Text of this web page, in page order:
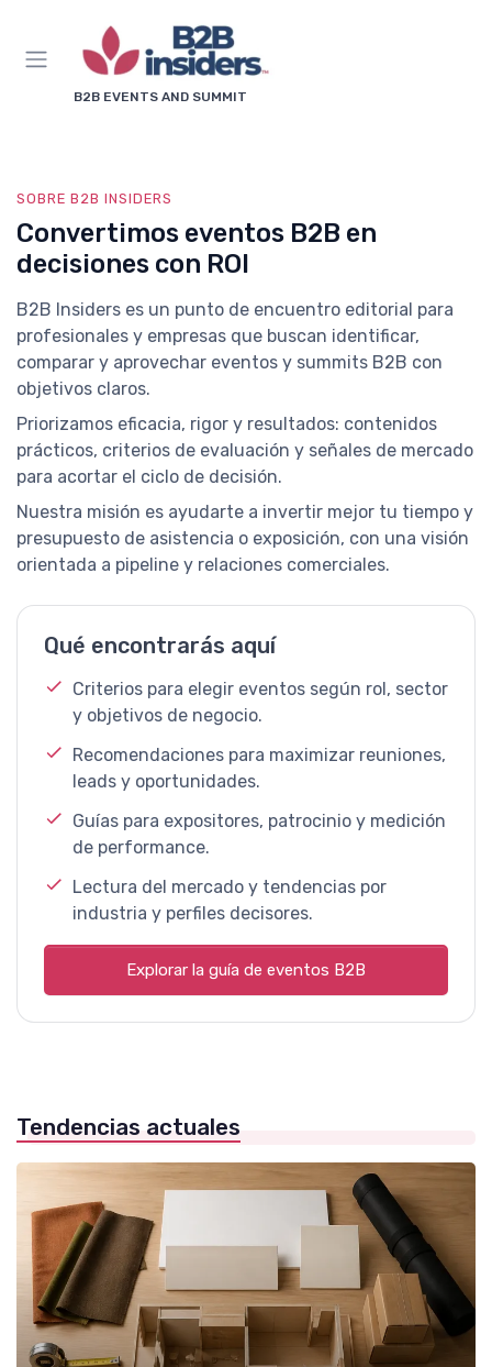
B2B EVENTS AND SUMMIT
SOBRE B2B INSIDERS
Convertimos eventos B2B en
decisiones con ROI
B2B Insiders es un punto de encuentro editorial para
profesionales y empresas que buscan identificar,
comparar y aprovechar eventos y summits B2B con
objetivos claros.
Priorizamos eficacia, rigor y resultados: contenidos
prácticos, criterios de evaluación y señales de mercado
para acortar el ciclo de decisión.
Nuestra misión es ayudarte a invertir mejor tu tiempo y
presupuesto de asistencia o exposición, con una visión
orientada a pipeline y relaciones comerciales.
Qué encontrarás aquí
Criterios para elegir eventos según rol, sector
y objetivos de negocio.
Recomendaciones para maximizar reuniones,
leads y oportunidades.
Guías para expositores, patrocinio y medición
de performance.
Lectura del mercado y tendencias por
industria y perfiles decisores.
Explorar la guía de eventos B2B
Tendencias actuales